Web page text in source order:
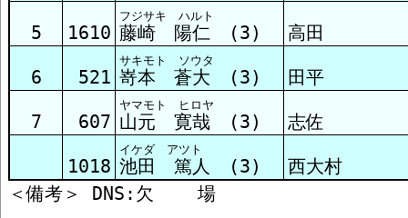
予選3組 結果
予選4組 結果
5 1610
フジサキ ハルト
藤崎 陽仁 (3) 高田
6 521
サキモト ソウタ
嵜本 蒼大 (3) 田平
7 607
ヤマモト ヒロヤ
山元 寛哉 (3) 志佐
1018
イケダ アツト
池田 篤人 (3)
西大村